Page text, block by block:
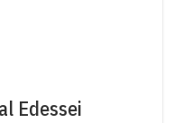
Edessei